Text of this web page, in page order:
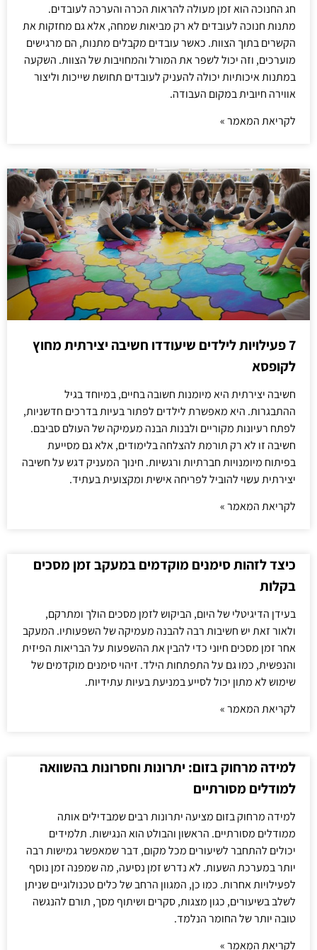
חג החנוכה הוא זמן מעולה להראות הכרה והערכה לעובדים.
מתנות חנוכה לעובדים לא רק מביאות שמחה, אלא גם מחזקות את
הקשרים בתוך הצוות. כאשר עובדים מקבלים מתנות, הם מרגישים
מוערכים, וזה יכול לשפר את המורל והמחויבות של הצוות. השקעה
במתנות איכותיות יכולה להעניק לעובדים תחושת שייכות וליצור
אווירה חיובית במקום העבודה.
לקריאת המאמר »
7 פעילויות לילדים שיעודדו חשיבה יצירתית מחוץ
לקופסא
חשיבה יצירתית היא מיומנות חשובה בחיים, במיוחד בגיל
ההתבגרות. היא מאפשרת לילדים לפתור בעיות בדרכים חדשניות,
לפתח רעיונות מקוריים ולבנות הבנה מעמיקה של העולם סביבם.
חשיבה זו לא רק תורמת להצלחה בלימודים, אלא גם מסייעת
בפיתוח מיומנויות חברתיות ורגשיות. חינוך המעניק דגש על חשיבה
יצירתית עשוי להוביל לפריחה אישית ומקצועית בעתיד.
לקריאת המאמר »
כיצד לזהות סימנים מוקדמים במעקב זמן מסכים
בקלות
בעידן הדיגיטלי של היום, הביקוש לזמן מסכים הולך ומתרקם,
ולאור זאת יש חשיבות רבה להבנה מעמיקה של השפעותיו. המעקב
אחר זמן מסכים חיוני כדי להבין את ההשפעות על הבריאות הפיזית
והנפשית, כמו גם על התפתחות הילד. זיהוי סימנים מוקדמים של
שימוש לא מתון יכול לסייע במניעת בעיות עתידיות.
לקריאת המאמר »
למידה מרחוק בזום: יתרונות וחסרונות בהשוואה
למודלים מסורתיים
למידה מרחוק בזום מציעה יתרונות רבים שמבדילים אותה
ממודלים מסורתיים. הראשון והבולט הוא הנגישות. תלמידים
יכולים להתחבר לשיעורים מכל מקום, דבר שמאפשר גמישות רבה
יותר במערכת השעות. לא נדרש זמן נסיעה, מה שמפנה זמן נוסף
לפעילויות אחרות. כמו כן, המגוון הרחב של כלים טכנולוגיים שניתן
לשלב בשיעורים, כגון מצגות, סקרים ושיתוף מסך, תורם להנגשה
טובה יותר של החומר הנלמד.
לקריאת המאמר »